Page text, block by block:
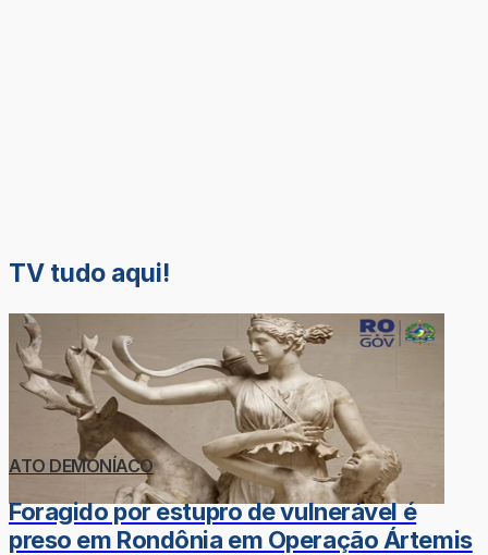
TV tudo aqui!
ATO DEMONÍACO
Foragido por estupro de vulnerável é
preso em Rondônia em Operação Ártemis